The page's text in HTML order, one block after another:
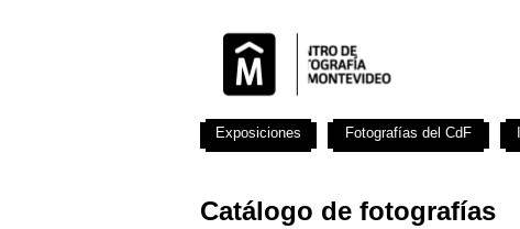
Catálogo de fotografías
Exposiciones Fotografías del CdF